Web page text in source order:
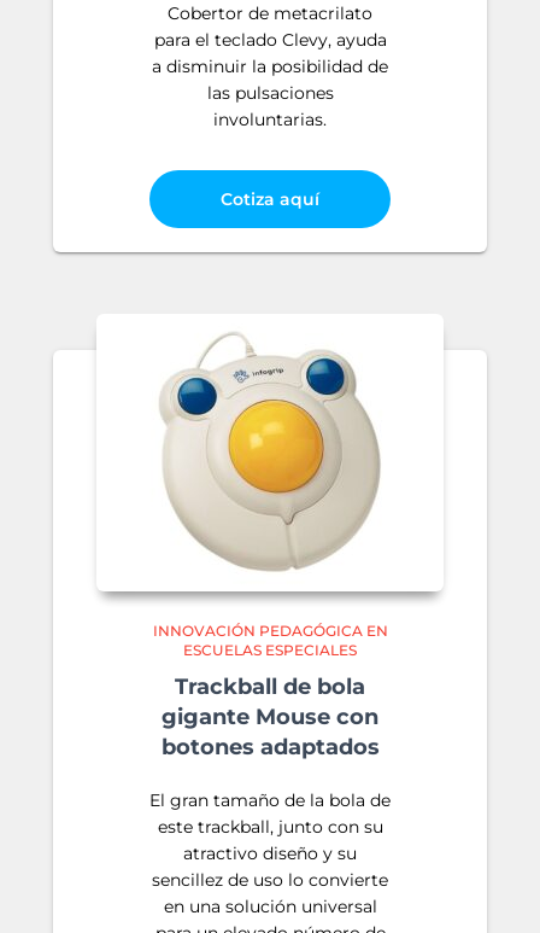
Cobertor de metacrilato
para el teclado Clevy, ayuda
a disminuir la posibilidad de
las pulsaciones
involuntarias.
Cotiza aquí
INNOVACIÓN PEDAGÓGICA EN
ESCUELAS ESPECIALES
Trackball de bola
gigante Mouse con
botones adaptados
El gran tamaño de la bola de
este trackball, junto con su
atractivo diseño y su
sencillez de uso lo convierte
en una solución universal